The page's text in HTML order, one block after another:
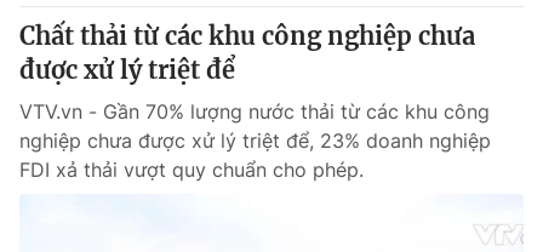
Chất thải từ các khu công nghiệp chưa
được xử lý triệt để
VTV.vn - Gần 70% lượng nước thải từ các khu công
nghiệp chưa được xử lý triệt để, 23% doanh nghiệp
FDI xả thải vượt quy chuẩn cho phép.